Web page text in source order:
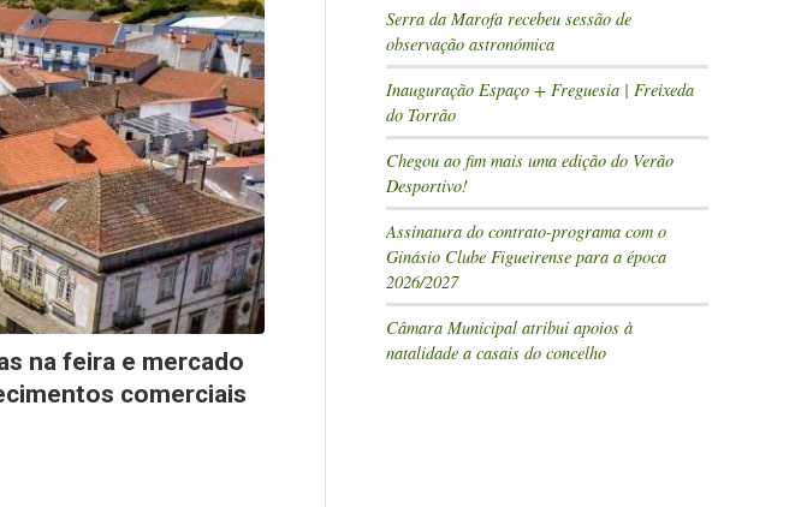
na feira e mercado
comerciais
Serra da Marofa recebeu sessão de
observação astronómica
Inauguração Espaço + Freguesia | Freixeda
do Torrão
Chegou ao fim mais uma edição do Verão
Desportivo!
Assinatura do contrato-programa com o
Ginásio Clube Figueirense para a época
2026/2027
Câmara Municipal atribui apoios à
natalidade a casais do concelho